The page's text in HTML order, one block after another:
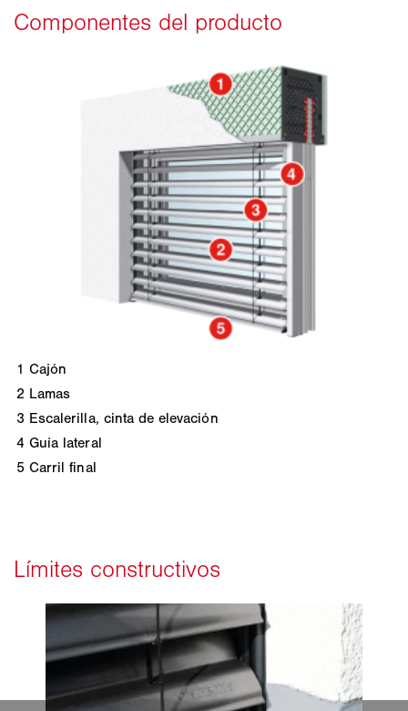
1 Cajón
2 Lamas
3 Escalerilla, cinta de elevación
4 Guía lateral
5 Carril final